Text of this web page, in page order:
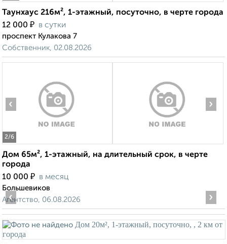
Таунхаус 216м², 1-этажный, посуточно, в черте города
12 000 ₽ в сутки
проспект Кулакова 7
Собственник, 02.08.2026
2/6
‹ ›
Дом 65м², 1-этажный, на длительный срок, в черте
города
10 000 ₽ в месяц
Большевиков
Агентство, 06.08.2026
‹ ›